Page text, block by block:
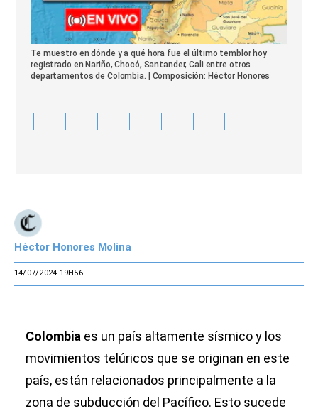
Te muestro en dónde y a qué hora fue el último temblor hoy
registrado en Nariño, Chocó, Santander, Cali entre otros
departamentos de Colombia. | Composición: Héctor Honores
Héctor Honores Molina
14/07/2024 19H56
Colombia es un país altamente sísmico y los
movimientos telúricos que se originan en este
país, están relacionados principalmente a la
zona de subducción del Pacífico. Esto sucede